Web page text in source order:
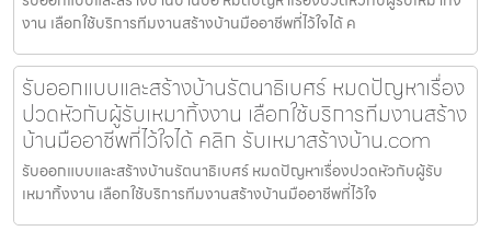
งาน เลือกใช้บริการทีมงานสร้างบ้านมืออาชีพที่ไว้ใจได้ ค
รับออกแบบและสร้างบ้านรัตนาธิเบศร์ หมดปัญหาเรื่อง
ปวดหัวกับผู้รับเหมาทิ้งงาน เลือกใช้บริการทีมงานสร้าง
บ้านมืออาชีพที่ไว้ใจได้ คลิก รับเหมาสร้างบ้าน.com
รับออกแบบและสร้างบ้านรัตนาธิเบศร์ หมดปัญหาเรื่องปวดหัวกับผู้รับ
เหมาทิ้งงาน เลือกใช้บริการทีมงานสร้างบ้านมืออาชีพที่ไว้ใจ